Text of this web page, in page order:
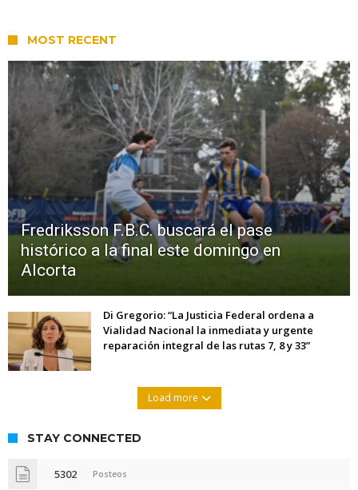
MOST RECENT
Fredriksson F.B.C. buscará el pase
histórico a la final este domingo en
Alcorta
Di Gregorio: “La Justicia Federal ordena a
Vialidad Nacional la inmediata y urgente
reparación integral de las rutas 7, 8 y 33”
Load more
STAY CONNECTED
5302 Posteos